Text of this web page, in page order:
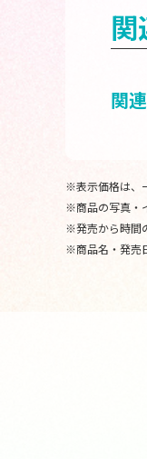
関
関
※表示価格は、
※商品の写真・
※発売から時間
※商品名・発売